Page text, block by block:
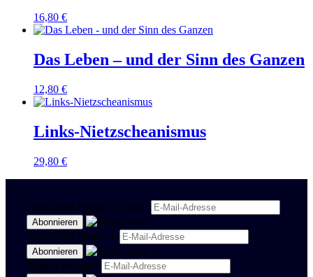
16,80 €
Das Leben – und der Sinn des Ganzen
12,80 €
Links-Nietzscheanismus
29,80 €
Newsletter Politik & Kultur
Newsletter Spanisch
Region Stuttgart